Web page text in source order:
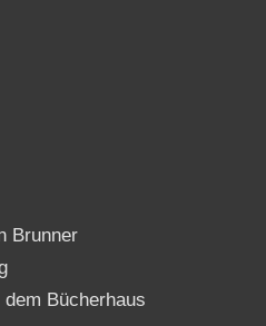
Brunner
Bücherhaus